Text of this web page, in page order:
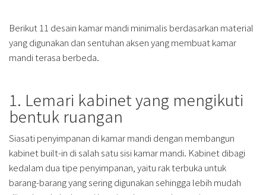
Berikut 11 desain kamar mandi minimalis berdasarkan material
yang digunakan dan sentuhan aksen yang membuat kamar
mandi terasa berbeda.
1. Lemari kabinet yang mengikuti
bentuk ruangan
Siasati penyimpanan di kamar mandi dengan membangun
kabinet built-in di salah satu sisi kamar mandi. Kabinet dibagi
kedalam dua tipe penyimpanan, yaitu rak terbuka untuk
barang-barang yang sering digunakan sehingga lebih mudah